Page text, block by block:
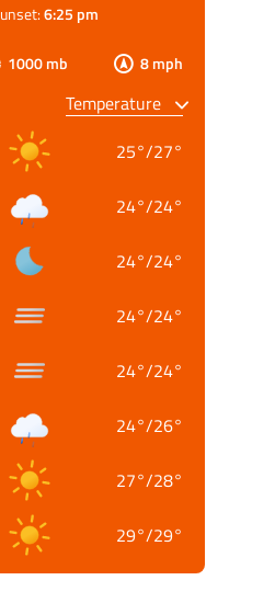
1000 mb 8 mph
6:25 pm
25°/27°
24°/24°
24°/24°
24°/24°
24°/24°
24°/26°
27°/28°
29°/29°